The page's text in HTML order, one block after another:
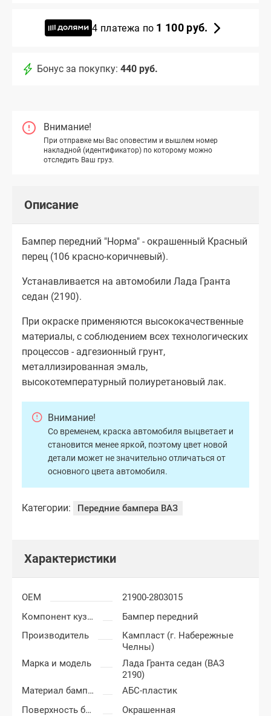
4 платежа по 1 100 руб.
Бонус за покупку: 440 руб.
Внимание!
При отправке мы Вас оповестим и вышлем номер
накладной (идентификатор) по которому можно
отследить Ваш груз.
Описание
Бампер передний "Норма" - окрашенный Красный
перец (106 красно-коричневый).
Устанавливается на автомобили Лада Гранта
седан (2190).
При окраске применяются высококачественные
материалы, с соблюдением всех технологических
процессов - адгезионный грунт,
металлизированная эмаль,
высокотемпературный полиуретановый лак.
Внимание!
Со временем, краска автомобиля выцветает и
становится менее яркой, поэтому цвет новой
детали может не значительно отличаться от
основного цвета автомобиля.
Категории: Передние бампера ВАЗ
Характеристики
OEM
21900-2803015
Компонент кузова
Бампер передний
Производитель
Кампласт (г. Набережные
Челны)
Марка и модель
Лада Гранта седан (ВАЗ
2190)
Материал бампера
АБС-пластик
Поверхность бампера
Окрашенная